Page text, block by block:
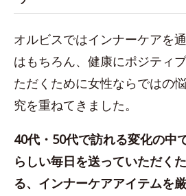
オルビスではインナーケアを
はもちろん、健康にポジティ
ただくために女性ならではの
究を重ねてきました。
40代・50代で訪れる変化の中
らしい毎日を送っていただく
る、インナーケアアイテムを